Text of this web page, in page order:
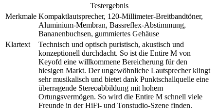
Testergebnis
Merkmale Kompaktlautsprecher, 120-Millimeter-Breitbandtöner,
Aluminium-Membran, Bassreflex-Abstimmung,
Bananenbuchsen, gummiertes Gehäuse
Klartext
Technisch und optisch puristisch, akustisch und
konzeptionell durchdacht. So ist die Entire M von
Keyofd eine willkommene Bereicherung für den
hiesigen Markt. Der ungewöhnliche Lautsprecher klingt
sehr musikalisch und bietet dank Punktschallquelle eine
überragende Stereoabbildung mit hohem
Ortungsvermögen. So wird die Entire M schnell viele
Freunde in der HiFi- und Tonstudio-Szene finden.